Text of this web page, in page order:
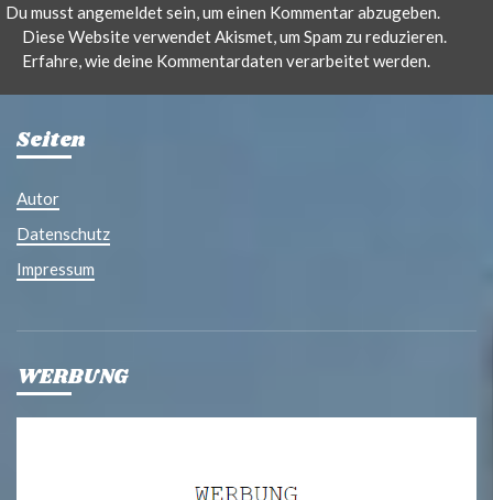
Du musstangemeldetsein, um einen Kommentar abzugeben.
Diese Website verwendet Akismet, um Spam zu reduzieren.
Erfahre, wie deine Kommentardaten verarbeitet werden.
Seiten
Autor
Datenschutz
Impressum
WERBUNG